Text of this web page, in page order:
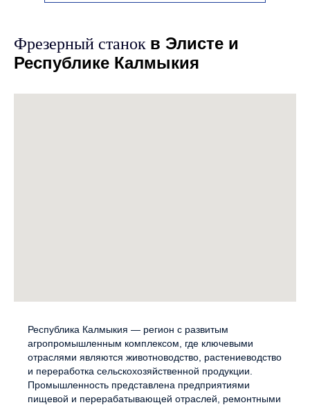
Фрезерный станок в Элисте и
Республике Калмыкия
Республика Калмыкия — регион с развитым
агропромышленным комплексом, где ключевыми
отраслями являются животноводство, растениеводство
и переработка сельскохозяйственной продукции.
Промышленность представлена предприятиями
пищевой и перерабатывающей отраслей, ремонтными